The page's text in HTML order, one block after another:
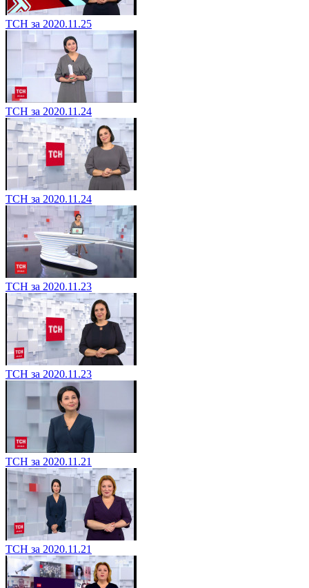
ТСН за 2020.11.25
ТСН за 2020.11.24
ТСН за 2020.11.24
ТСН за 2020.11.23
ТСН за 2020.11.23
ТСН за 2020.11.21
ТСН за 2020.11.21